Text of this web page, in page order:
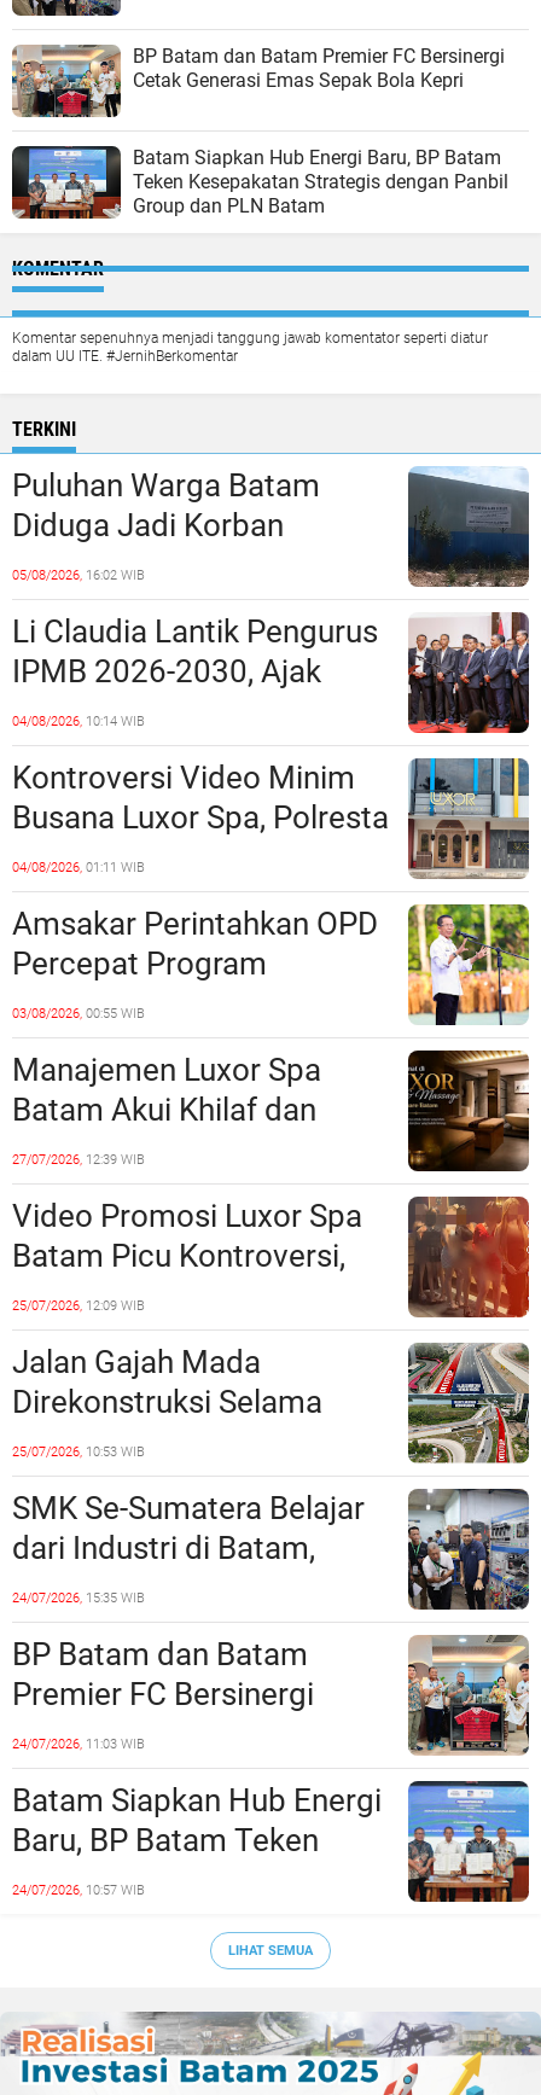
BP Batam dan Batam Premier FC Bersinergi
Cetak Generasi Emas Sepak Bola Kepri
Batam Siapkan Hub Energi Baru, BP Batam
Teken Kesepakatan Strategis dengan Panbil
Group dan PLN Batam
KOMENTAR
Komentar sepenuhnya menjadi tanggung jawab komentator seperti diatur
dalam UU ITE. #JernihBerkomentar
TERKINI
Puluhan Warga Batam
Diduga Jadi Korban
Penipuan Kavling Hingga
Miliaran Rupiah, Laporan ke
Polda Kepri Jalan di
Tempat?
05/08/2026, 16:02 WIB
Li Claudia Lantik Pengurus
IPMB 2026-2030, Ajak
Perkuat Kerukunan dan
Sinergi dengan Pemko
Batam
04/08/2026, 10:14 WIB
Kontroversi Video Minim
Busana Luxor Spa, Polresta
Barelang Usut Tuntas
Unsur Pelanggaran Hukum
04/08/2026, 01:11 WIB
Amsakar Perintahkan OPD
Percepat Program
Prioritas, Targetkan
Realisasi Pembangunan
Lampaui 50 Persen
03/08/2026, 00:55 WIB
Manajemen Luxor Spa
Batam Akui Khilaf dan
Minta Maaf, Konten
Langsung Di-Takedown
27/07/2026, 12:39 WIB
Video Promosi Luxor Spa
Batam Picu Kontroversi,
Dinilai Bermuatan Sensual
25/07/2026, 12:09 WIB
Jalan Gajah Mada
Direkonstruksi Selama
Empat Minggu, Ini Skema
Rekayasa Lalu Lintasnya
25/07/2026, 10:53 WIB
SMK Se-Sumatera Belajar
dari Industri di Batam,
Siapkan Lulusan Siap Kerja
Era Digital
24/07/2026, 15:35 WIB
BP Batam dan Batam
Premier FC Bersinergi
Cetak Generasi Emas
Sepak Bola Kepri
24/07/2026, 11:03 WIB
Batam Siapkan Hub Energi
Baru, BP Batam Teken
Kesepakatan Strategis
24/07/2026, 10:57 WIB
LIHAT SEMUA